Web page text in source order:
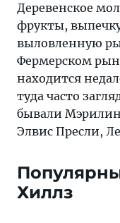
Деревенское
фрукты,
выловленную
Фермерском
находится
туда часто
бывали
Элвис Пресли,
Хиллз